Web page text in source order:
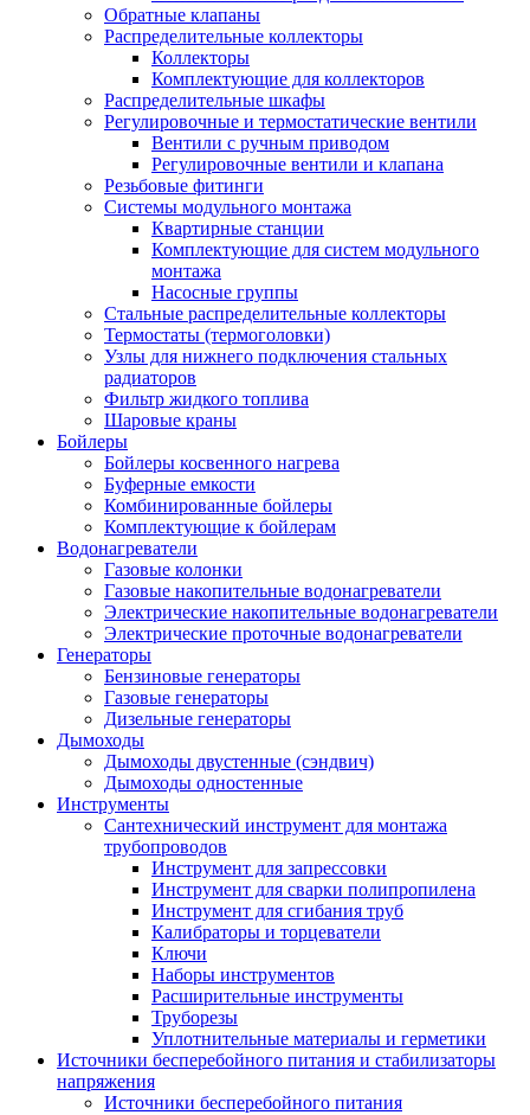
Обратные клапаны
Распределительные коллекторы
Коллекторы
Комплектующие для коллекторов
Распределительные шкафы
Регулировочные и термостатические вентили
Вентили с ручным приводом
Регулировочные вентили и клапана
Резьбовые фитинги
Системы модульного монтажа
Квартирные станции
Комплектующие для систем модульного
монтажа
Насосные группы
Стальные распределительные коллекторы
Термостаты (термоголовки)
Узлы для нижнего подключения стальных
радиаторов
Фильтр жидкого топлива
Шаровые краны
Бойлеры
Бойлеры косвенного нагрева
Буферные емкости
Комбинированные бойлеры
Комплектующие к бойлерам
Водонагреватели
Газовые колонки
Газовые накопительные водонагреватели
Электрические накопительные водонагреватели
Электрические проточные водонагреватели
Генераторы
Бензиновые генераторы
Газовые генераторы
Дизельные генераторы
Дымоходы
Дымоходы двустенные (сэндвич)
Дымоходы одностенные
Инструменты
Сантехнический инструмент для монтажа
трубопроводов
Инструмент для запрессовки
Инструмент для сварки полипропилена
Инструмент для сгибания труб
Калибраторы и торцеватели
Ключи
Наборы инструментов
Расширительные инструменты
Труборезы
Уплотнительные материалы и герметики
Источники бесперебойного питания и стабилизаторы
напряжения
Источники бесперебойного питания